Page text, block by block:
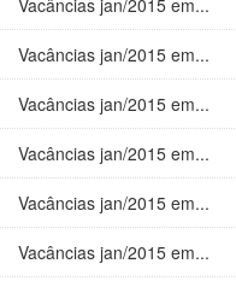
Vacâncias jan/2015 em...
Vacâncias jan/2015 em...
Vacâncias jan/2015 em...
Vacâncias jan/2015 em...
Vacâncias jan/2015 em...
Vacâncias jan/2015 em...